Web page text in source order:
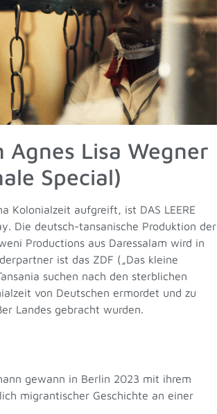
Agnes Lisa Wegner
Special)
Kolonialzeit aufgreift, ist DAS LEERE
Die deutsch-tansanische Produktion der
Productions aus Daressalam wird in
ist das ZDF („Das kleine
suchen nach den sterblichen
von Deutschen ermordet und zu
Landes gebracht wurden.
gewann in Berlin 2023 mit ihrem
migrantischer Geschichte an einer